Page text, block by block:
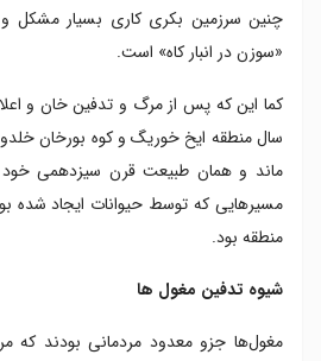
چنین سرزمین بکری کاری بسیار مشکل
«سوزن در انبار کاه» است.
کما این که پس از مرگ و تدفین خان و
سال منطقه ایخ خوریگ و کوه بورخان
ماند و همان طبیعت قرن سیزدهمی
مسیرهایی که توسط حیوانات ایجاد شده
منطقه بود.
شیوه تدفین مغول ها
مغول‌ها جزو معدود مردمانی بودند که